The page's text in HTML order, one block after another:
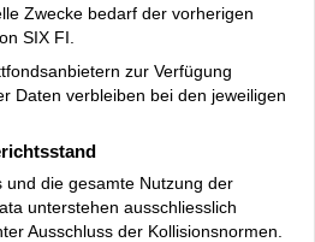
Zwecke bedarf der vorherigen
SIX FI.
zur Verfügung
Daten verbleiben bei den jeweiligen
und die gesamte Nutzung der
unterstehen ausschliesslich
Ausschluss der Kollisionsnormen.